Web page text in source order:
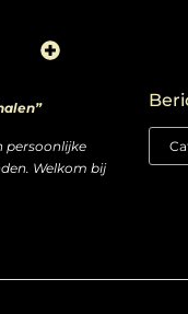
persoonlijke
Welkom bij